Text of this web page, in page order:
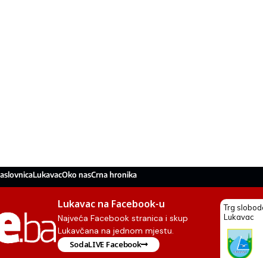
LukavacOko nasCrna hronika
Lukavac na Facebook-u
Najveća Facebook stranica i skup
Lukavčana na jednom mjestu.
SodaLIVE Facebook